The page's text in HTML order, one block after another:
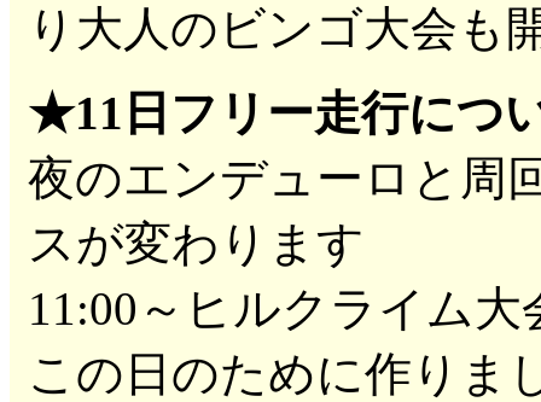
り大人のビンゴ大会も
★11日フリー走行につ
夜のエンデューロと周
スが変わります
11:00～ヒルクライム大
この日のために作りま